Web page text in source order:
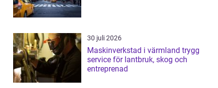
30 juli 2026
Maskinverkstad i värmland trygg
service för lantbruk, skog och
entreprenad